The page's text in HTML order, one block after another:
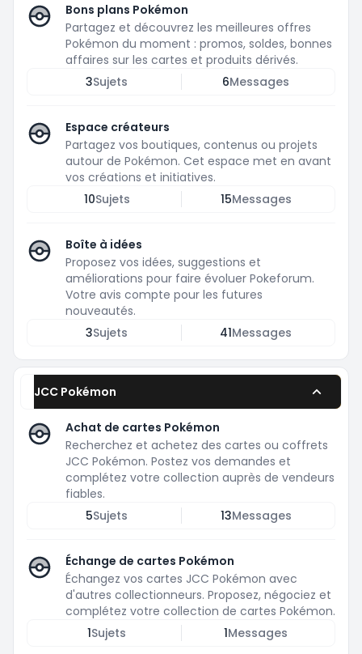
Bons plans Pokémon
Partagez et découvrez les meilleures offres
Pokémon du moment : promos, soldes, bonnes
affaires sur les cartes et produits dérivés.
3Sujets 6Messages
Espace créateurs
Partagez vos boutiques, contenus ou projets
autour de Pokémon. Cet espace met en avant
vos créations et initiatives.
10Sujets 15Messages
Boîte à idées
Proposez vos idées, suggestions et
améliorations pour faire évoluer Pokeforum.
Votre avis compte pour les futures
nouveautés.
3Sujets 41Messages
JCC Pokémon
Achat de cartes Pokémon
Recherchez et achetez des cartes ou coffrets
JCC Pokémon. Postez vos demandes et
complétez votre collection auprès de vendeurs
fiables.
5Sujets 13Messages
Échange de cartes Pokémon
Échangez vos cartes JCC Pokémon avec
d'autres collectionneurs. Proposez, négociez et
complétez votre collection de cartes Pokémon.
1Sujets 1Messages